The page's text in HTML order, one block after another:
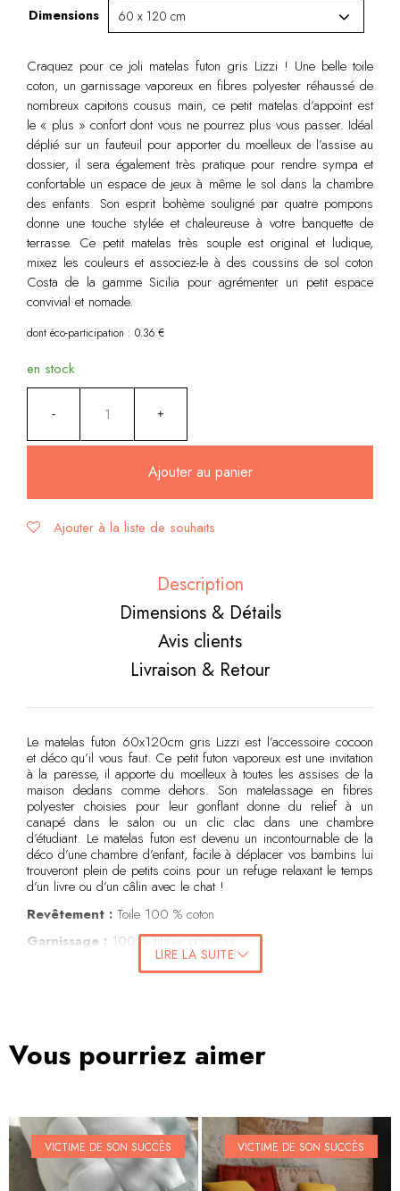
Dimensions
Craquez pour ce joli matelas futon gris Lizzi ! Une belle toile
coton, un garnissage vaporeux en fibres polyester réhaussé de
nombreux capitons cousus main, ce petit matelas d’appoint est
le « plus » confort dont vous ne pourrez plus vous passer. Idéal
déplié sur un fauteuil pour apporter du moelleux de l’assise au
dossier, il sera également très pratique pour rendre sympa et
confortable un espace de jeux à même le sol dans la chambre
des enfants. Son esprit bohème souligné par quatre pompons
donne une touche stylée et chaleureuse à votre banquette de
terrasse. Ce petit matelas très souple est original et ludique,
mixez les couleurs et associez-le à des coussins de sol coton
Costa de la gamme Sicilia pour agrémenter un petit espace
convivial et nomade.
dont éco-participation : 0.36 €
en stock
Ajouter au panier
Alternative:
Ajouter à la liste de souhaits
Description
Dimensions & Détails
Avis clients
Livraison & Retour
Le matelas futon 60x120cm gris Lizzi est l’accessoire cocoon
et déco qu’il vous faut. Ce petit futon vaporeux est une invitation
à la paresse, il apporte du moelleux à toutes les assises de la
maison dedans comme dehors. Son matelassage en fibres
polyester choisies pour leur gonflant donne du relief à un
canapé dans le salon ou un clic clac dans une chambre
d’étudiant. Le matelas futon est devenu un incontournable de la
déco d’une chambre d’enfant, facile à déplacer vos bambins lui
trouveront plein de petits coins pour un refuge relaxant le temps
d’un livre ou d’un câlin avec le chat !
Revêtement :Toile 100 % coton
Garnissage : 100 % fibres polyester
: 4 pompons aux angles. Liens de maintien en
Conseils d’utilisation
rayons du soleil (même derrière une vitre ou une baie vitrée)
pour éviter que les couleurs n’en soient altérées. Le matelas de
sol futon n’apprécie pas non plus les espaces humides. Pensez
à le garder au sec.
LIRE LA SUITE
Vous pourriez aimer
VICTIME DE SON SUCCÈS VICTIME DE SON SUCCÈS